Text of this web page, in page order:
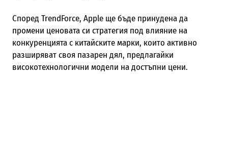
Според TrendForce, Apple ще бъде принудена да
промени ценовата си стратегия под влияние на
конкуренцията с китайските марки, които активно
разширяват своя пазарен дял, предлагайки
високотехнологични модели на достъпни цени.